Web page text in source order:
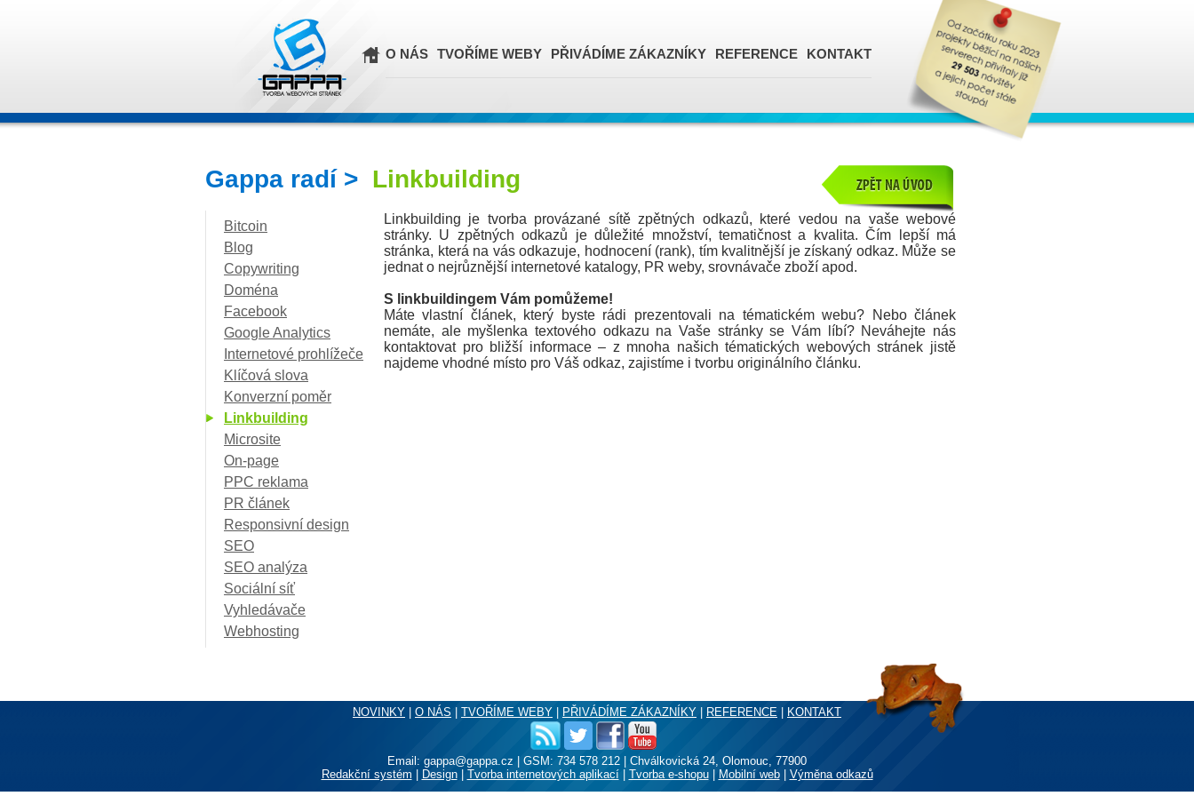
O NÁS TVOŘÍME WEBY PŘIVÁDÍME ZÁKAZNÍKY REFERENCE KONTAKT
Gappa radí > Linkbuilding
Bitcoin
Blog
Copywriting
Doména
Facebook
Google Analytics
Internetové prohlížeče
Klíčová slova
Konverzní poměr
Linkbuilding
Microsite
On-page
PPC reklama
PR článek
Responsivní design
SEO
SEO analýza
Sociální síť
Vyhledávače
Webhosting
Linkbuilding je tvorba provázané sítě zpětných odkazů, které vedou na vaše webové
stránky. U zpětných odkazů je důležité množství, tematičnost a kvalita. Čím lepší má
stránka, která na vás odkazuje, hodnocení (rank), tím kvalitnější je získaný odkaz. Může se
jednat o nejrůznější internetové katalogy, PR weby, srovnávače zboží apod.
S linkbuildingem Vám pomůžeme!
Máte vlastní článek, který byste rádi prezentovali na tématickém webu? Nebo článek
nemáte, ale myšlenka textového odkazu na Vaše stránky se Vám líbí? Neváhejte nás
kontaktovat pro bližší informace – z mnoha našich tématických webových stránek jistě
najdeme vhodné místo pro Váš odkaz, zajistíme i tvorbu originálního článku.
NOVINKY | O NÁS | TVOŘÍME WEBY | PŘIVÁDÍME ZÁKAZNÍKY | REFERENCE | KONTAKT
Email: gappa@gappa.cz | GSM: 734 578 212 | Chválkovická 24, Olomouc, 77900
Redakční systém | Design| Tvorba internetových aplikací| Tvorba e-shopu| Mobilní web| Výměna odkazů